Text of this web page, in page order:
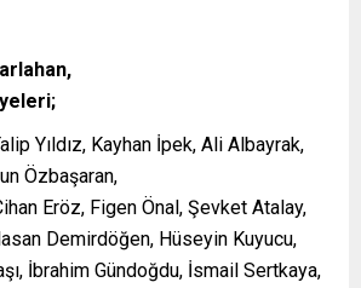
Yıldız, Kayhan İpek, Ali Albayrak,
Özbaşaran,
Eröz, Figen Önal, Şevket Atalay,
Demirdöğen, Hüseyin Kuyucu,
İbrahim Gündoğdu, İsmail Sertkaya,